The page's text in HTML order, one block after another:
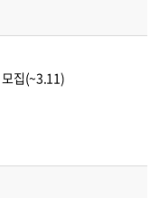
모집(~3.11)